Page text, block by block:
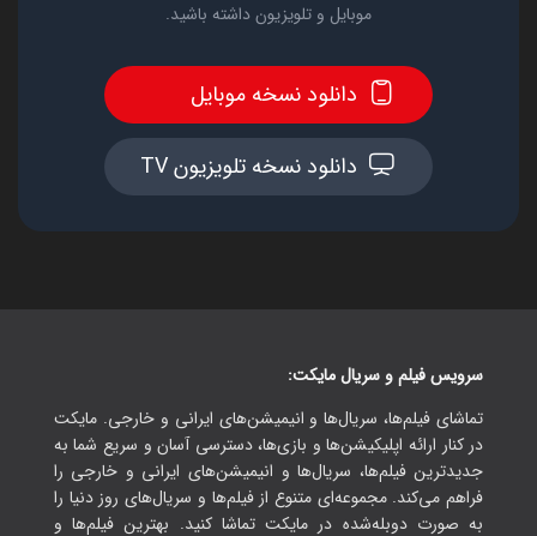
موبایل و تلویزیون داشته باشید.
دانلود نسخه موبایل
دانلود نسخه تلویزیون TV
سرویس فیلم و سریال مایکت:
تماشای فیلم‌ها، سریال‌ها و انیمیشن‌های ایرانی و خارجی. مایکت
در کنار ارائه اپلیکیشن‌ها و بازی‌ها، دسترسی آسان و سریع شما به
جدیدترین فیلم‌ها، سریال‌ها و انیمیشن‌های ایرانی و خارجی را
فراهم می‌کند. مجموعه‌ای متنوع از فیلم‌ها و سریال‌های روز دنیا را
به صورت دوبله‌شده در مایکت تماشا کنید. بهترین فیلم‌ها و